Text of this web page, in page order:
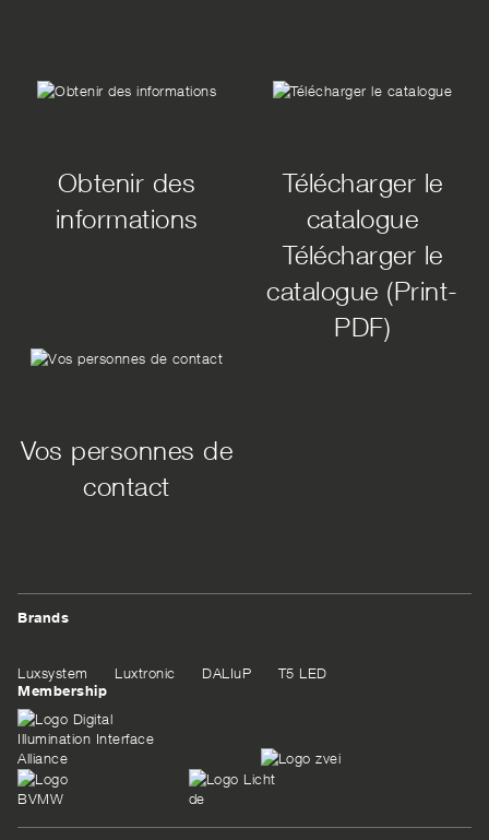
Obtenir des
informations
Télécharger le
catalogue
Télécharger le
catalogue (Print-
PDF)
Vos personnes de
contact
Brands
Luxsystem Luxtronic DALIuP
T5 LED
Membership